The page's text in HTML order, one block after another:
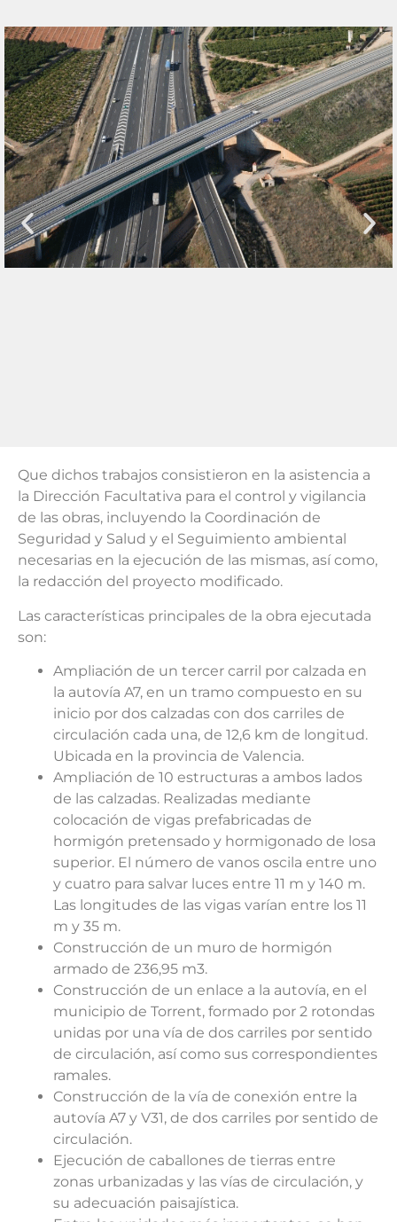
Que dichos trabajos consistieron en la asistencia a
la Dirección Facultativa para el control y vigilancia
de las obras, incluyendo la Coordinación de
Seguridad y Salud y el Seguimiento ambiental
necesarias en la ejecución de las mismas, así como,
la redacción del proyecto modificado.
Las características principales de la obra ejecutada
son:
Ampliación de un tercer carril por calzada en
la autovía A7, en un tramo compuesto en su
inicio por dos calzadas con dos carriles de
circulación cada una, de 12,6 km de longitud.
Ubicada en la provincia de Valencia.
Ampliación de 10 estructuras a ambos lados
de las calzadas. Realizadas mediante
colocación de vigas prefabricadas de
hormigón pretensado y hormigonado de losa
superior. El número de vanos oscila entre uno
y cuatro para salvar luces entre 11 m y 140 m.
Las longitudes de las vigas varían entre los 11
m y 35 m.
Construcción de un muro de hormigón
armado de 236,95 m3.
Construcción de un enlace a la autovía, en el
municipio de Torrent, formado por 2 rotondas
unidas por una vía de dos carriles por sentido
de circulación, así como sus correspondientes
ramales.
Construcción de la vía de conexión entre la
autovía A7 y V31, de dos carriles por sentido de
circulación.
Ejecución de caballones de tierras entre
zonas urbanizadas y las vías de circulación, y
su adecuación paisajística.